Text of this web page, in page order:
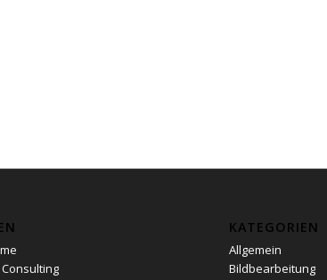
KATEGORIEN
Allgemein
Bildbearbeitung